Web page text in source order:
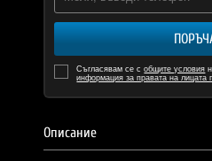
Съгласявам се собщите условия
информация за правата на лицата
Описание